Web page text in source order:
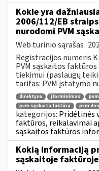
Kokie yra
2006/112/EB
nurodomi PVM
Web turinio sąrašas
Registracijos numeris
PVM sąskaitos
tiekimui (paslaugų
tarifas: PVM įstatymo
direktyva įforminimas pvm
pvm sąskaita faktūra
pvm
kategorijos: Pridėtinės
faktūros, reikalavimai
sąskaitos faktūros
Kokią informaciją
sąskaitoje